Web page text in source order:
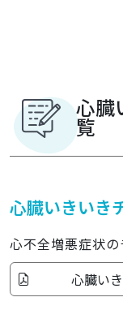
心臓
覧
心臓いきいき
心不全増悪症状の
心臓い